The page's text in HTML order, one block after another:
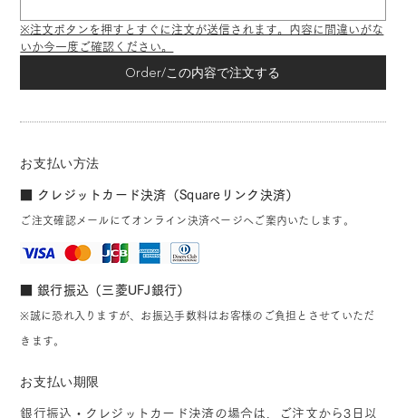
※注文ボタンを押すとすぐに注文が送信されます。内容に間違いがな
いか今一度ご確認ください。
Order/この内容で注文する
お支払い方法
■ クレジットカード決済（Squareリンク決済）
ご注文確認メールにてオンライン決済ページへご案内いたします。
■ 銀行振込（三菱UFJ銀行）
※誠に恐れ入りますが、お振込手数料はお客様のご負担とさせていただ
きます。
お支払い期限
銀行振込・クレジットカード決済の場合は、ご注文から3日以